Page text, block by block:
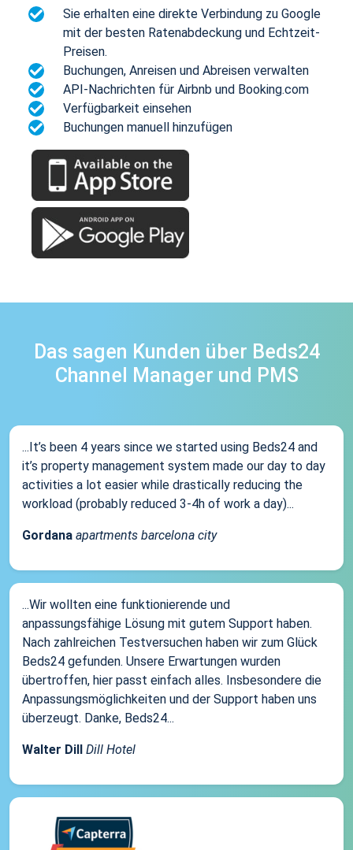
Sie erhalten eine direkte Verbindung zu Google
mit der besten Ratenabdeckung und Echtzeit-
Preisen.
Buchungen, Anreisen und Abreisen verwalten
API-Nachrichten für Airbnb und Booking.com
Verfügbarkeit einsehen
Buchungen manuell hinzufügen
Das sagen Kunden über Beds24
Channel Manager und PMS
...It’s been 4 years since we started using Beds24 and
it’s property management system made our day to day
activities a lot easier while drastically reducing the
workload (probably reduced 3-4h of work a day)...
Gordana apartments barcelona city
...Wir wollten eine funktionierende und
anpassungsfähige Lösung mit gutem Support haben.
Nach zahlreichen Testversuchen haben wir zum Glück
Beds24 gefunden. Unsere Erwartungen wurden
übertroffen, hier passt einfach alles. Insbesondere die
Anpassungsmöglichkeiten und der Support haben uns
überzeugt. Danke, Beds24...
Walter Dill Dill Hotel